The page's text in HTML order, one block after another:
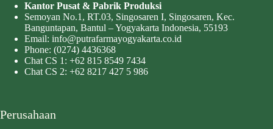
Kantor Pusat & Pabrik Produksi
Semoyan No.1, RT.03, Singosaren I, Singosaren, Kec.
Banguntapan, Bantul – Yogyakarta Indonesia, 55193
Email: info@putrafarmayogyakarta.co.id
Phone: (0274) 4436368
Chat CS 1: +62 815 8549 7434
Chat CS 2: +62 8217 427 5 986
Perusahaan